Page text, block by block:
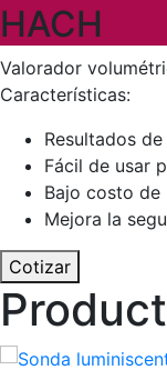
HACH
Valorador
Características:
Resultados
Fácil de usar
Bajo costo de
Mejora la
Cotizar